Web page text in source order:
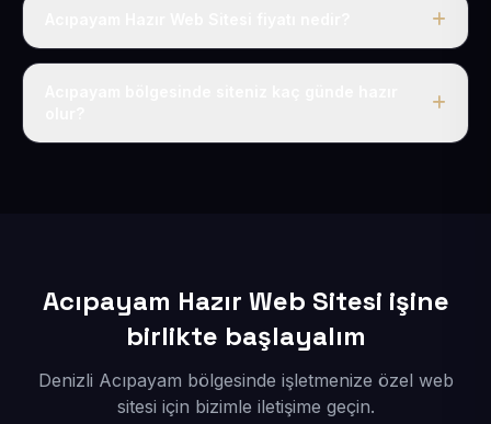
Tek fiyat uygulanır: yıllık 50 USD + KDV. Bu bedele alan
Acıpayam Hazır Web Sitesi işine
birlikte başlayalım
Denizli Acıpayam bölgesinde işletmenize özel web
sitesi için bizimle iletişime geçin.